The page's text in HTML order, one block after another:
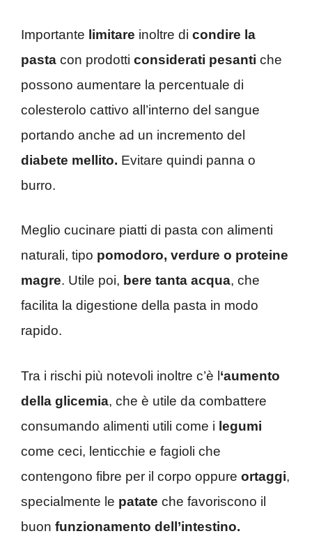
Importante limitare inoltre di condire la
pasta con prodotti considerati pesanti che
possono aumentare la percentuale di
colesterolo cattivo all’interno del sangue
portando anche ad un incremento del
diabete mellito. Evitare quindi panna o
burro.
Meglio cucinare piatti di pasta con alimenti
naturali, tipo pomodoro, verdure o proteine
magre. Utile poi, bere tanta acqua, che
facilita la digestione della pasta in modo
rapido.
Tra i rischi più notevoli inoltre c’è l‘aumento
della glicemia, che è utile da combattere
consumando alimenti utili come i legumi
come ceci, lenticchie e fagioli che
contengono fibre per il corpo oppure ortaggi,
specialmente le patate che favoriscono il
buon funzionamento dell’intestino.